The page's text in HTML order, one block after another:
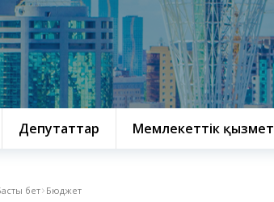
Депутаттар Мемлекеттік қызмет
бет Бюджет